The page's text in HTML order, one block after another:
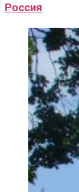
Россия